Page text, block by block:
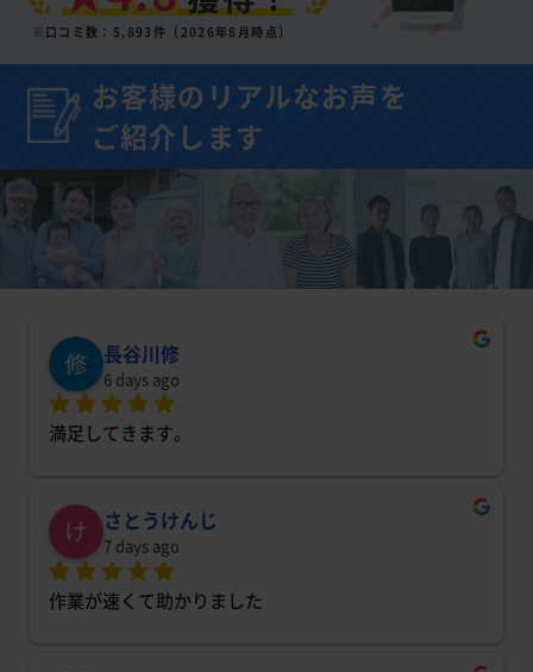
※口コミ数：5,893件（2026年8月時点）
お客様のリアルなお声を
ご紹介します
長谷川修
6 days ago
満足してきます。
さとうけんじ
7 days ago
作業が速くて助かりました